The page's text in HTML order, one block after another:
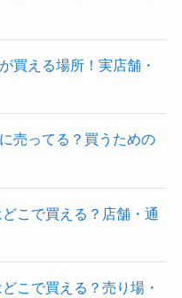
買える場所！実店舗・
売ってる？買うための
こで買える？店舗・通
こで買える？売り場・